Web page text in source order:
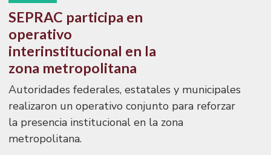
SEPRAC participa en
operativo
interinstitucional en la
zona metropolitana
Autoridades federales, estatales y municipales
realizaron un operativo conjunto para reforzar
la presencia institucional en la zona
metropolitana.